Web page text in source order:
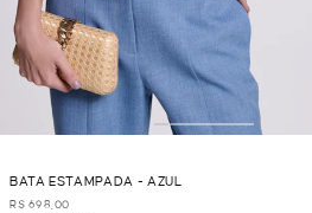
BATA ESTAMPADA - AZUL
R$ 698,00